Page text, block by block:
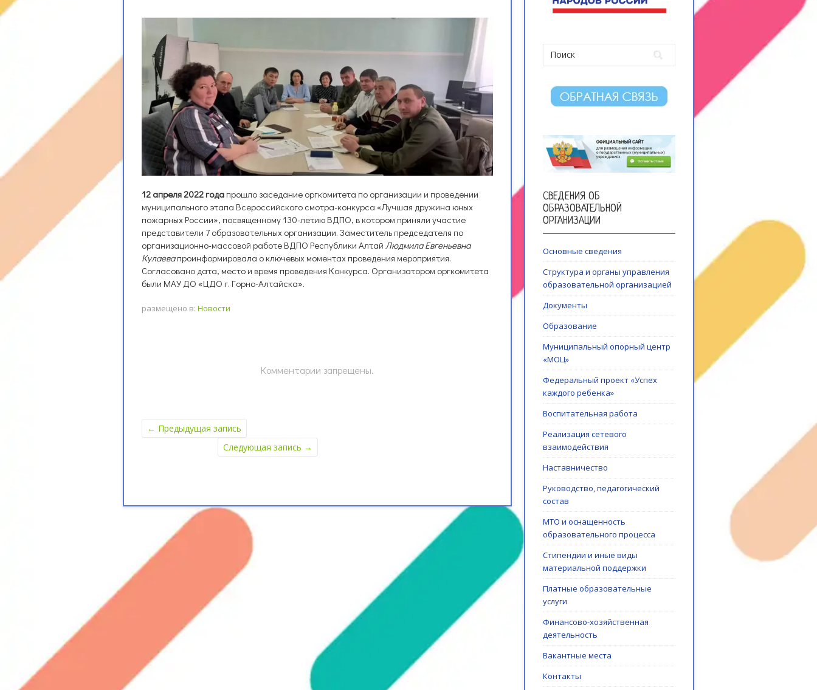
12 апреля 2022 года прошло заседание оргкомитета по организации и проведении
муниципального этапа Всероссийского смотра-конкурса «Лучшая дружина юных
пожарных России», посвященному 130-летию ВДПО, в котором приняли участие
представители 7 образовательных организации. Заместитель председателя по
организационно-массовой работе ВДПО Республики Алтай Людмила Евгеньевна
Кулаевапроинформировала о ключевых моментах проведения мероприятия.
Согласовано дата, место и время проведения Конкурса. Организатором оргкомитета
были МАУ ДО «ЦДО г. Горно-Алтайска».
размещено в: Новости
Комментарии запрещены.
← Предыдущая запись
Следующая запись →
СВЕДЕНИЯ ОБ
ОБРАЗОВАТЕЛЬНОЙ
ОРГАНИЗАЦИИ
Основные сведения
Структура и органы управления
образовательной организацией
Документы
Образование
Муниципальный опорный центр
«МОЦ»
Федеральный проект «Успех
каждого ребенка»
Воспитательная работа
Реализация сетевого
взаимодействия
Наставничество
Руководство, педагогический
состав
МТО и оснащенность
образовательного процесса
Стипендии и иные виды
материальной поддержки
Платные образовательные
услуги
Финансово-хозяйственная
деятельность
Вакантные места
Контакты